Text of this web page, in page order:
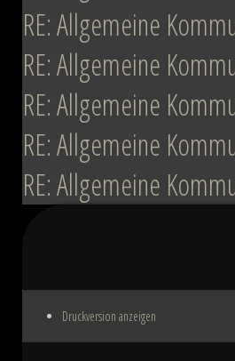
RE: Allgemeine
RE: Allgemeine
RE: Allgemeine
RE: Allgemeine
RE: Allgemeine
Druckversion anzeigen